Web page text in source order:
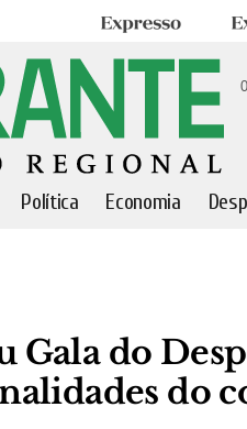
Expresso
Política Economia
Gala do
do